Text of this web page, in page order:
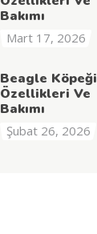
Bakımı
Mart 17, 2026
Beagle Köpeği
Özellikleri Ve
Bakımı
Şubat 26, 2026